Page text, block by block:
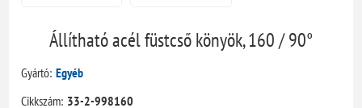
Állítható acél füstcső könyök, 160 / 90°
Gyártó: Egyéb
Cikkszám: 33-2-998160